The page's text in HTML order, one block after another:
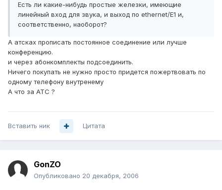
Есть ли какие-нибудь простые железки, имеющие
линейный вход для звука, и выход по ethernet/E1 и,
соответственно, наоборот?
А атсках прописать постоянное соединение или лучше
конференцию.
и через абонкомплекты подсоединить.
Ничего покупать не нужно просто придется пожертвовать по
одному телефону внутренему
А что за АТС ?
Вставить ник Цитата
GonZO
Опубликовано 20 декабря, 2006